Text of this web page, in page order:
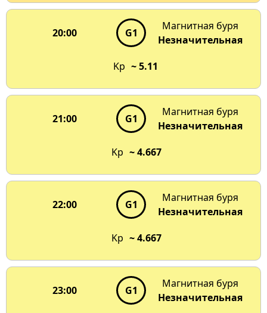
20:00 G1
Магнитная буря
Незначительная
Kp ~ 5.11
21:00 G1
Магнитная буря
Незначительная
Kp ~ 4.667
22:00 G1
Магнитная буря
Незначительная
Kp ~ 4.667
23:00 G1
Магнитная буря
Незначительная